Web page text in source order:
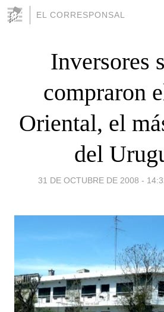
EL CORRESPONSAL
Inversores
compraron
Oriental, el
del
31 DE OCTUBRE DE 2008 -